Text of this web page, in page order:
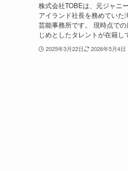
株式会社TOBEは、元ジャニ
アイランド社長を務めてい
芸能事務所です。 現時点で
じめとしたタレントが在籍
2025年3月22日 2026年5月4日